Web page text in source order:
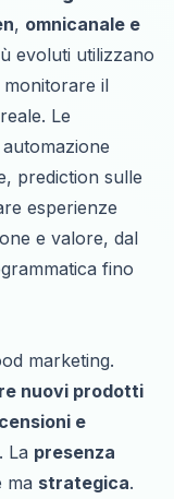
, omnicanale e
evoluti utilizzano
il
Le
prediction sulle
esperienze
e valore, dal
fino
marketing.
nuovi prodotti
e
La presenza
ma strategica.